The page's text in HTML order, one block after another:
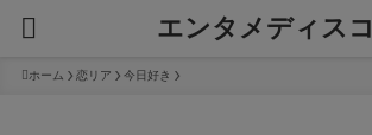
エンタメディスコ
ホーム 恋リア 今日好き